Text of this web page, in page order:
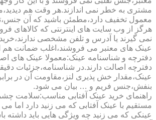
مشتری به خطر نمی اندازند.هر وقت هم
معمول تخفیف دارد،مطمئن باشید که آن
هرگز از وب سایت های اینترنتی که کالاهای
نمی گیرند یا آدرس و تلفن مشخصی
عینک های معتبر می فروشند،اغلب ضمانت هم
دفترچه و شناسنامه عینک:معمولا عینک های
دفترچه اصالت دارند.در شناسنامه،جزئیات
عینک،مقدار خش پذیری لنز،مقاومت آن در
بنفش،جنس فریم و … بیان می شود.
راهنمای خرید عینک آفتابی مناسب:سلامت
مستقیم با عینک آفتابی که می زنید دارد اما
عینکی که می زنید چه ویژگی هایی باید داشته